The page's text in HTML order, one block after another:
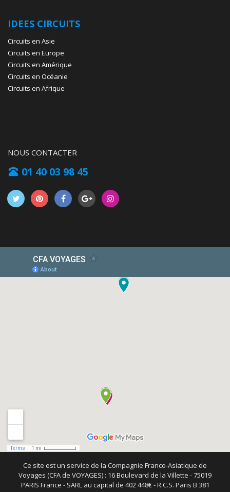
IDEES CIRCUITS
Circuits en Asie
Circuits en Europe
Circuits en Amérique
Circuits en Océanie
Circuits en Afrique
NOUS CONTACTER
01 40 03 98 45
Ce site est un service de la Compagnie Franco-Asiatique de
Voyages (CFA de VOYAGES) : 16 Boulevard de la Villette - 75019
PARIS France - SARL au capital de 402 448€ - R.C.S. Paris B 381